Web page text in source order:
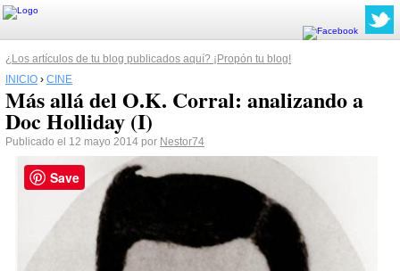
¿Los artículos de tu blog publicados aquí? ¡Propón tu blog!
INICIO › CINE
Más allá del O.K. Corral: analizando a
Doc Holliday (I)
Publicado el 12 mayo 2014 por Nestor74
Save